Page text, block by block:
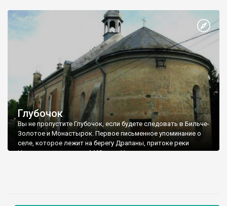
Глубочок
Вы не пропустите Глубочок, если будете следовать в Бильче-
Золотое и Монастырок. Первое письменное упоминание о
селе, которое лежит на берегу Драпаны, притоке реки
Ничлавы, относится к 1469 году. На территории сельсовета